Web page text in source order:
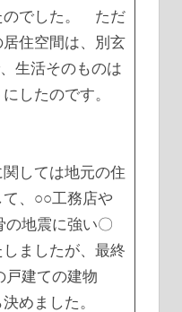
のでした。 ただ
住空間は、別玄
生活そのものは
したのです。
しては地元の住
、○○工務店や
の地震に強い〇
ましたが、最終
戸建ての建物
決めました。